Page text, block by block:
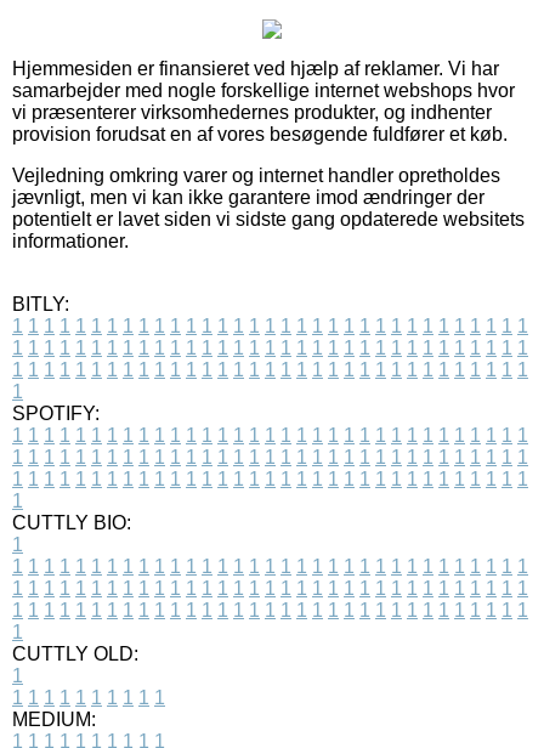
Hjemmesiden er finansieret ved hjælp af reklamer. Vi har
samarbejder med nogle forskellige internet webshops hvor
vi præsenterer virksomhedernes produkter, og indhenter
provision forudsat en af vores besøgende fuldfører et køb.
Vejledning omkring varer og internet handler opretholdes
jævnligt, men vi kan ikke garantere imod ændringer der
potentielt er lavet siden vi sidste gang opdaterede websitets
informationer.
BITLY:
1 1 1 1 1 1 1 1 1 1 1 1 1 1 1 1 1 1 1 1 1 1 1 1 1 1 1 1 1 1 1 1 1
1 1 1 1 1 1 1 1 1 1 1 1 1 1 1 1 1 1 1 1 1 1 1 1 1 1 1 1 1 1 1 1 1
1 1 1 1 1 1 1 1 1 1 1 1 1 1 1 1 1 1 1 1 1 1 1 1 1 1 1 1 1 1 1 1 1
1
SPOTIFY:
1 1 1 1 1 1 1 1 1 1 1 1 1 1 1 1 1 1 1 1 1 1 1 1 1 1 1 1 1 1 1 1 1
1 1 1 1 1 1 1 1 1 1 1 1 1 1 1 1 1 1 1 1 1 1 1 1 1 1 1 1 1 1 1 1 1
1 1 1 1 1 1 1 1 1 1 1 1 1 1 1 1 1 1 1 1 1 1 1 1 1 1 1 1 1 1 1 1 1
1
CUTTLY BIO:
1
1 1 1 1 1 1 1 1 1 1 1 1 1 1 1 1 1 1 1 1 1 1 1 1 1 1 1 1 1 1 1 1 1
1 1 1 1 1 1 1 1 1 1 1 1 1 1 1 1 1 1 1 1 1 1 1 1 1 1 1 1 1 1 1 1 1
1 1 1 1 1 1 1 1 1 1 1 1 1 1 1 1 1 1 1 1 1 1 1 1 1 1 1 1 1 1 1 1 1
1
CUTTLY OLD:
1
1 1 1 1 1 1 1 1 1 1
MEDIUM:
1 1 1 1 1 1 1 1 1 1